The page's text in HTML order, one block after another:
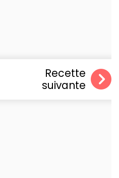
Recette
suivante